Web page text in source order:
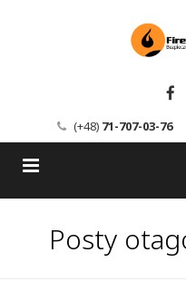
(+48) 71-707-03-76
Backup-Solutions
Usługi
Posty